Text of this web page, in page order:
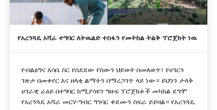
የአረንጓዴ አሻራ ተግባር ለትዉልድ ተስፋን የመትከል ትልቅ ፕሮጀክት ነዉ
የብልፅግና እሳቤ ስር የሰደደው የሰውን ህይወት በመለወጥ፣ የሀገርን
ገጽታ በመቀየር እና ዘላቂ ልማትን በማረጋገጥ ላይ ነው። ይህንን ታላቅ
ሀገራዊ ራዕይ በተግባር ከሚያሳዩን ግዙፍ ፕሮጀክቶች መካከል ደግሞ
የአረንጓዴ አሻራ መርሃ-ግብር ግንባር ቀደሙን ስፍራ ይይዛል። የአረንጓዴ